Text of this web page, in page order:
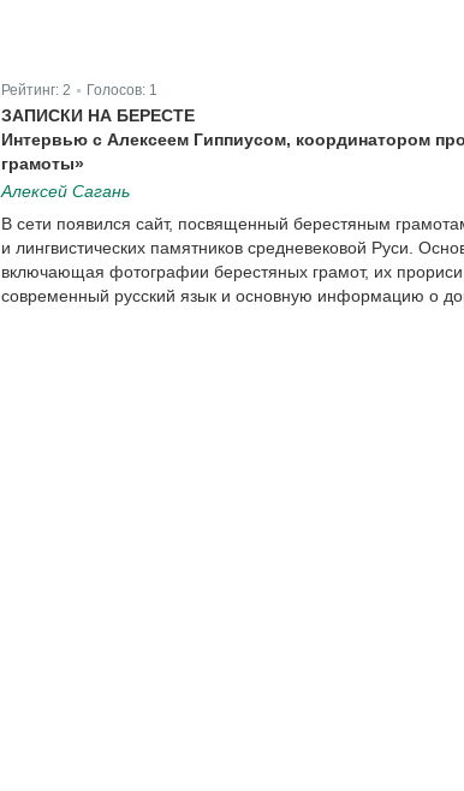
Рейтинг: 2 Голосов: 1
ЗАПИСКИ НА БЕРЕСТЕ
Интервью с Алексеем Гиппиусом, координатором
грамоты»
Алексей Сагань
В сети появился сайт, посвященный берестяным
и лингвистических памятников средневековой Руси.
включающая фотографии берестяных грамот, их
современный русский язык и основную информацию о